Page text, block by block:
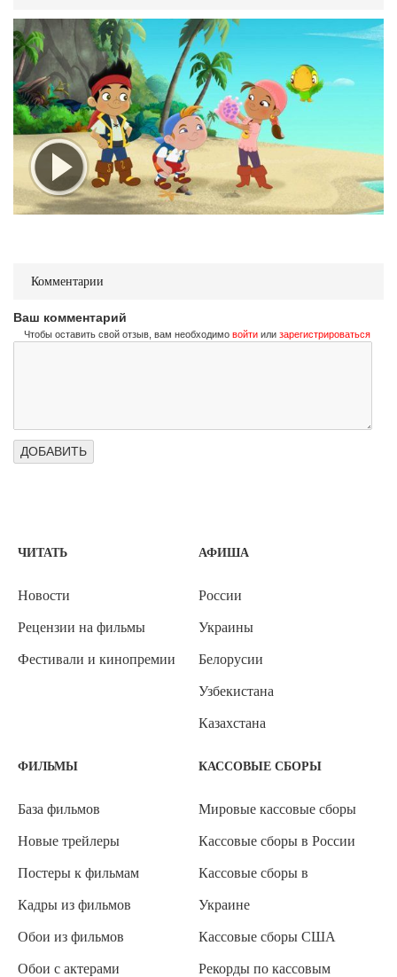
Комментарии
Ваш комментарий
Чтобы оставить свой отзыв, вам необходимо войти или зарегистрироваться
ЧИТАТЬ
Новости
Рецензии на фильмы
Фестивали и кинопремии
АФИША
России
Украины
Белорусии
Узбекистана
Казахстана
ФИЛЬМЫ
База фильмов
Новые трейлеры
Постеры к фильмам
Кадры из фильмов
Обои из фильмов
Обои с актерами
КАССОВЫЕ СБОРЫ
Мировые кассовые сборы
Кассовые сборы в России
Кассовые сборы в
Украине
Кассовые сборы США
Рекорды по кассовым